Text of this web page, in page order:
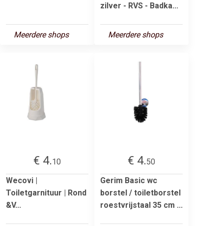
Meerdere shops
zilver - RVS - Badka...
Meerdere shops
€ 4.10
Wecovi |
Toiletgarnituur | Rond
&V...
€ 4.50
Gerim Basic wc
borstel / toiletborstel
roestvrijstaal 35 cm ...